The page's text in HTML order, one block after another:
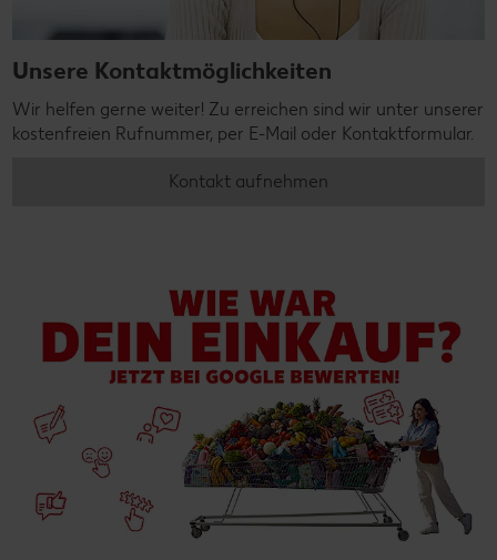
Unsere Kontaktmöglichkeiten
Wir helfen gerne weiter! Zu erreichen sind wir unter unserer
kostenfreien Rufnummer, per E-Mail oder Kontaktformular.
Kontakt aufnehmen